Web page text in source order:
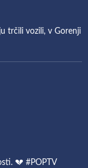
trčili vozili, v Gorenji
💔 #POPTV